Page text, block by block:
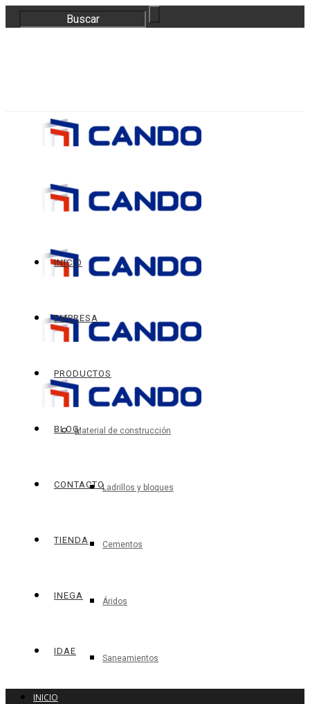
INICIO
EMPRESA
PRODUCTOS
Material de construcción
Ladrillos y bloques
Cementos
Áridos
Saneamientos
BLOG
CONTACTO
TIENDA
INEGA
IDAE
INICIO